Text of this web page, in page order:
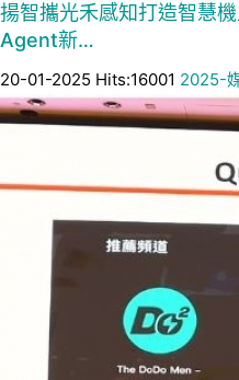
揚智攜光禾感知打造智慧
Agent新…
20-01-2025 Hits:16001 2025-